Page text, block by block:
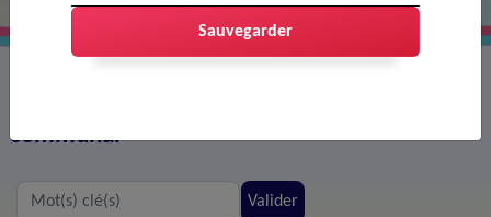
communal
Valider
Sauvegarder